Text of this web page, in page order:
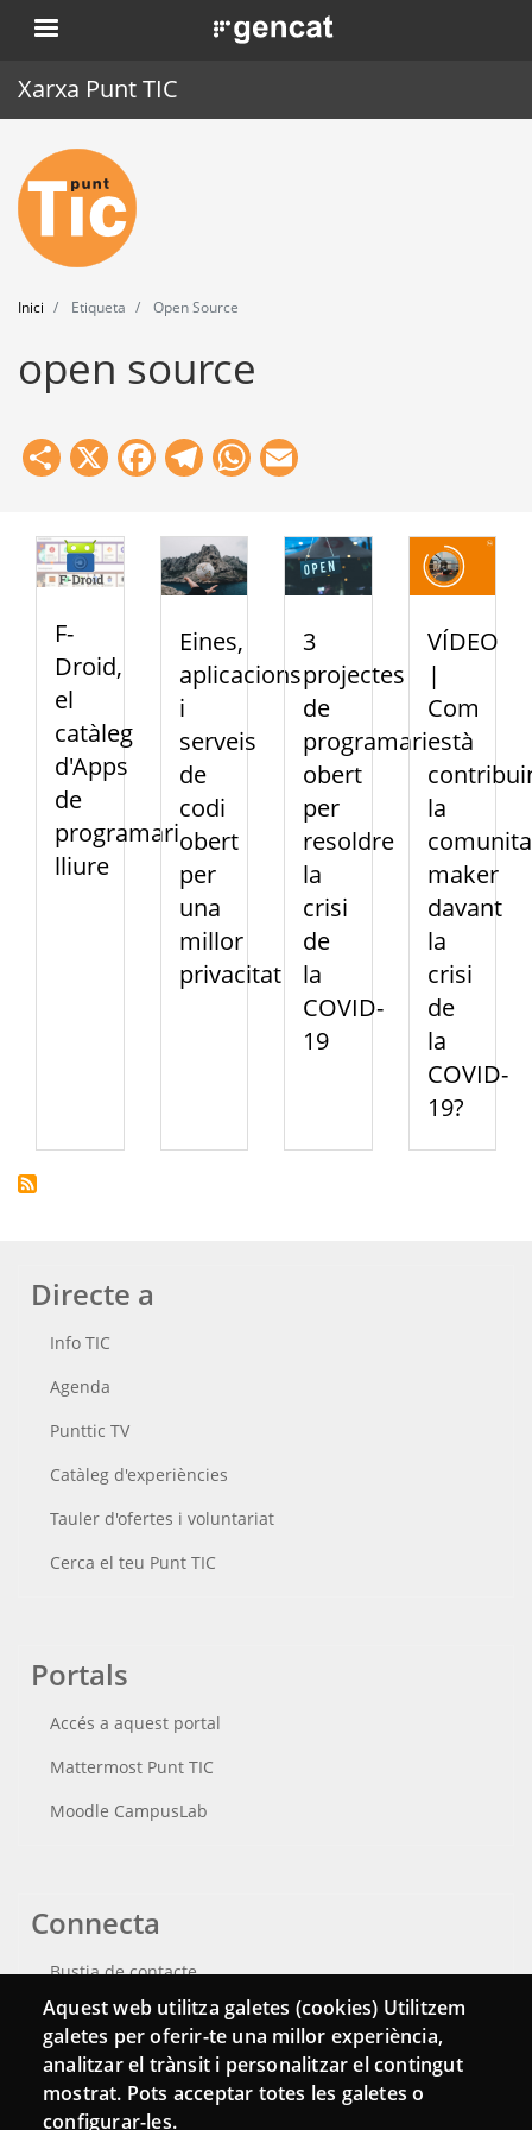
Vés
al
. Obre en una nova finestra.
Xarxa Punt TIC
Inici
Punt TIC
Actualitat
Agenda
Formació
Eines
Inici Etiqueta Open Source
open source
Share
X Facebook
Telegram
WhatsApp
F-
Droid,
el
catàleg
d'Apps
de
programari
lliure
Eines,
aplicacions
i
serveis
de
codi
obert
per
una
millor
privacitat
3
projectes
de
programari
obert
per
resoldre
la
crisi
de
la
COVID-
19
VÍDEO
|
Com
està
la
maker
davant
la
crisi
de
la
COVID-
19?
Directe a
Info TIC
Agenda
Punttic TV
Catàleg d'experiències
Tauler d'ofertes i voluntariat
Cerca el teu Punt TIC
Portals
Accés a aquest portal
Mattermost Punt TIC
Moodle CampusLab
Connecta
Bustia de contacte
Butlletins
Aquest web utilitza galetes (cookies) Utilitzem
galetes per oferir-te una millor experiència,
analitzar el trànsit i personalitzar el contingut
mostrat. Pots acceptar totes les galetes o
configurar-les.